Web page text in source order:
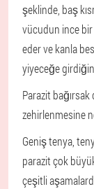
şeklinde, baş
vücudun ince bir
eder ve kanla
yiyeceğe
Parazit
zehirlenmesine
Geniş tenya,
parazit çok
çeşitli